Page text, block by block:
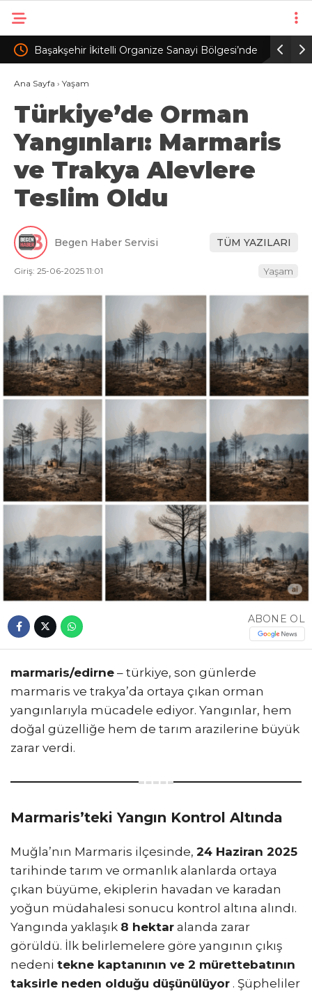
3 /
Minibüsün camını kırıp, para ve altınları çalan kar
maskeli 5 şüpheli tutuklandı
Ana Sayfa › Yaşam
Türkiye’de Orman
Yangınları: Marmaris
ve Trakya Alevlere
Teslim Oldu
Begen Haber Servisi TÜM YAZILARI
Giriş: 25-06-2025 11:01 Yaşam
ABONE OL
marmaris/edirne – türkiye, son günlerde
marmaris ve trakya’da ortaya çıkan orman
yangınlarıyla mücadele ediyor. Yangınlar, hem
doğal güzelliğe hem de tarım arazilerine büyük
zarar verdi.
Marmaris’teki Yangın Kontrol Altında
Muğla’nın Marmaris ilçesinde, 24 Haziran 2025
tarihinde tarım ve ormanlık alanlarda ortaya
çıkan büyüme, ekiplerin havadan ve karadan
yoğun müdahalesi sonucu kontrol altına alındı.
Yangında yaklaşık 8 hektar alanda zarar
görüldü. İlk belirlemelere göre yangının çıkış
nedeni tekne kaptanının ve 2 mürettebatının
taksirle neden olduğu düşünülüyor . Şüpheliler